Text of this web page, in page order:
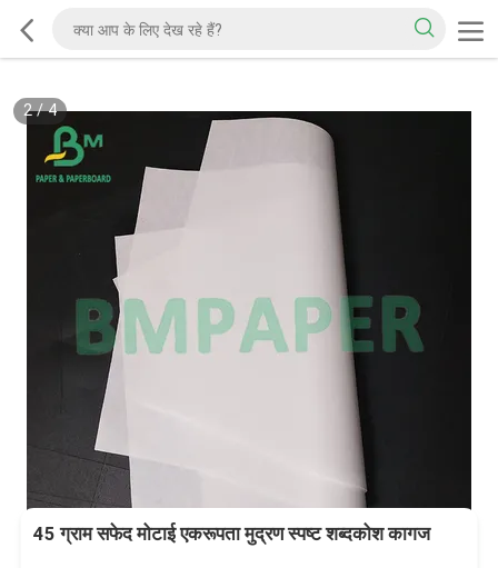
2/4
45 ग्राम सफेद मोटाई एकरूपता मुद्रण स्पष्ट शब्दकोश कागज